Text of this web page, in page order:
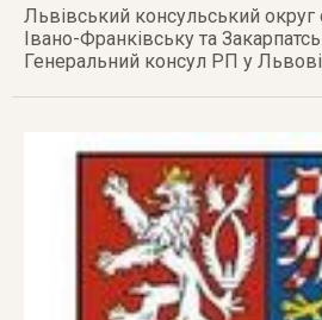
Львівський консульський
Івано-Франківську та
Генеральний консул РП у